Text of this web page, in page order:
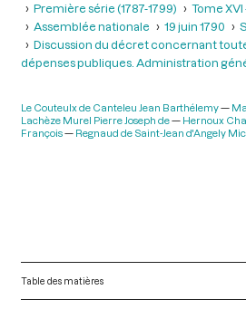
Première série (1787-1799)
Tome XVI
Assemblée nationale
19 juin 1790
Discussion du décret concernant
dépenses publiques. Administration
Le Couteulx de Canteleu Jean Barthélemy
Lachèze Murel Pierre Joseph de
Hernoux
François
Regnaud de Saint-Jean d'Angely
Table des matières